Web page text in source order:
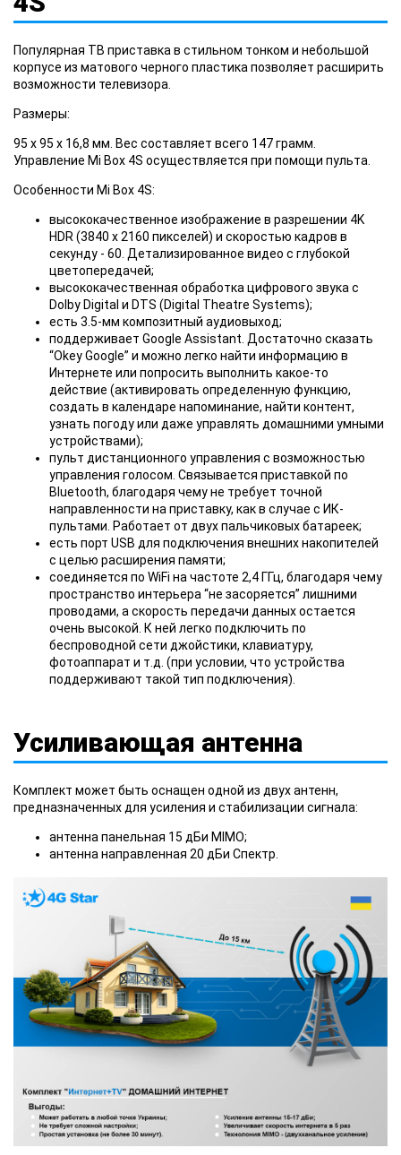
Популярная ТВ приставка в стильном тонком и небольшой
корпусе из матового черного пластика позволяет расширить
возможности телевизора.
Размеры:
95 х 95 х 16,8 мм. Вес составляет всего 147 грамм.
Управление Mi Box 4S осуществляется при помощи пульта.
Особенности Mi Box 4S:
высококачественное изображение в разрешении 4K
HDR (3840 x 2160 пикселей) и скоростью кадров в
секунду - 60. Детализированное видео с глубокой
цветопередачей;
высококачественная обработка цифрового звука с
Dolby Digital и DTS (Digital Theatre Systems);
есть 3.5-мм композитный аудиовыход;
поддерживает Google Assistant. Достаточно сказать
“Okey Google” и можно легко найти информацию в
Интернете или попросить выполнить какое-то
действие (активировать определенную функцию,
создать в календаре напоминание, найти контент,
узнать погоду или даже управлять домашними умными
устройствами);
пульт дистанционного управления с возможностью
управления голосом. Связывается приставкой по
Bluetooth, благодаря чему не требует точной
направленности на приставку, как в случае с ИК-
пультами. Работает от двух пальчиковых батареек;
есть порт USB для подключения внешних накопителей
с целью расширения памяти;
соединяется по WiFi на частоте 2,4 ГГц, благодаря чему
пространство интерьера “не засоряется” лишними
проводами, а скорость передачи данных остается
очень высокой. К ней легко подключить по
беспроводной сети джойстики, клавиатуру,
фотоаппарат и т.д. (при условии, что устройства
поддерживают такой тип подключения).
Усиливающая антенна
Комплект может быть оснащен одной из двух антенн,
предназначенных для усиления и стабилизации сигнала:
антенна панельная 15 дБи MIMO;
антенна направленная 20 дБи Спектр.